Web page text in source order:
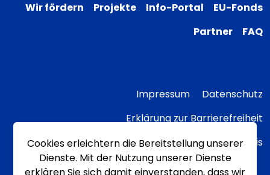
Wir fördern Projekte Info-Portal
EU-Fonds
Partner
FAQ
Impressum
Datenschutz
Erklärung zur Barrierefreiheit
Transparenzhinweis
Cookies erleichtern die Bereitstellung unserer
Dienste. Mit der Nutzung unserer Dienste